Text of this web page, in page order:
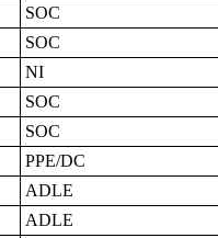
SOC
SOC
NI
SOC
SOC
PPE/DC
ADLE
ADLE